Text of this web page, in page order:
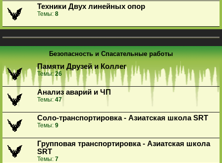
Техники Двух линейных опор
Темы: 8
Безопасность и Спасательные работы
Памяти Друзей и Коллег
Темы:26
Анализ аварий и ЧП
Темы: 47
Соло-транспортировка - Азиатская школа SRT
Темы: 9
Групповая транспортировка - Азиатская школа
SRT
Темы: 7